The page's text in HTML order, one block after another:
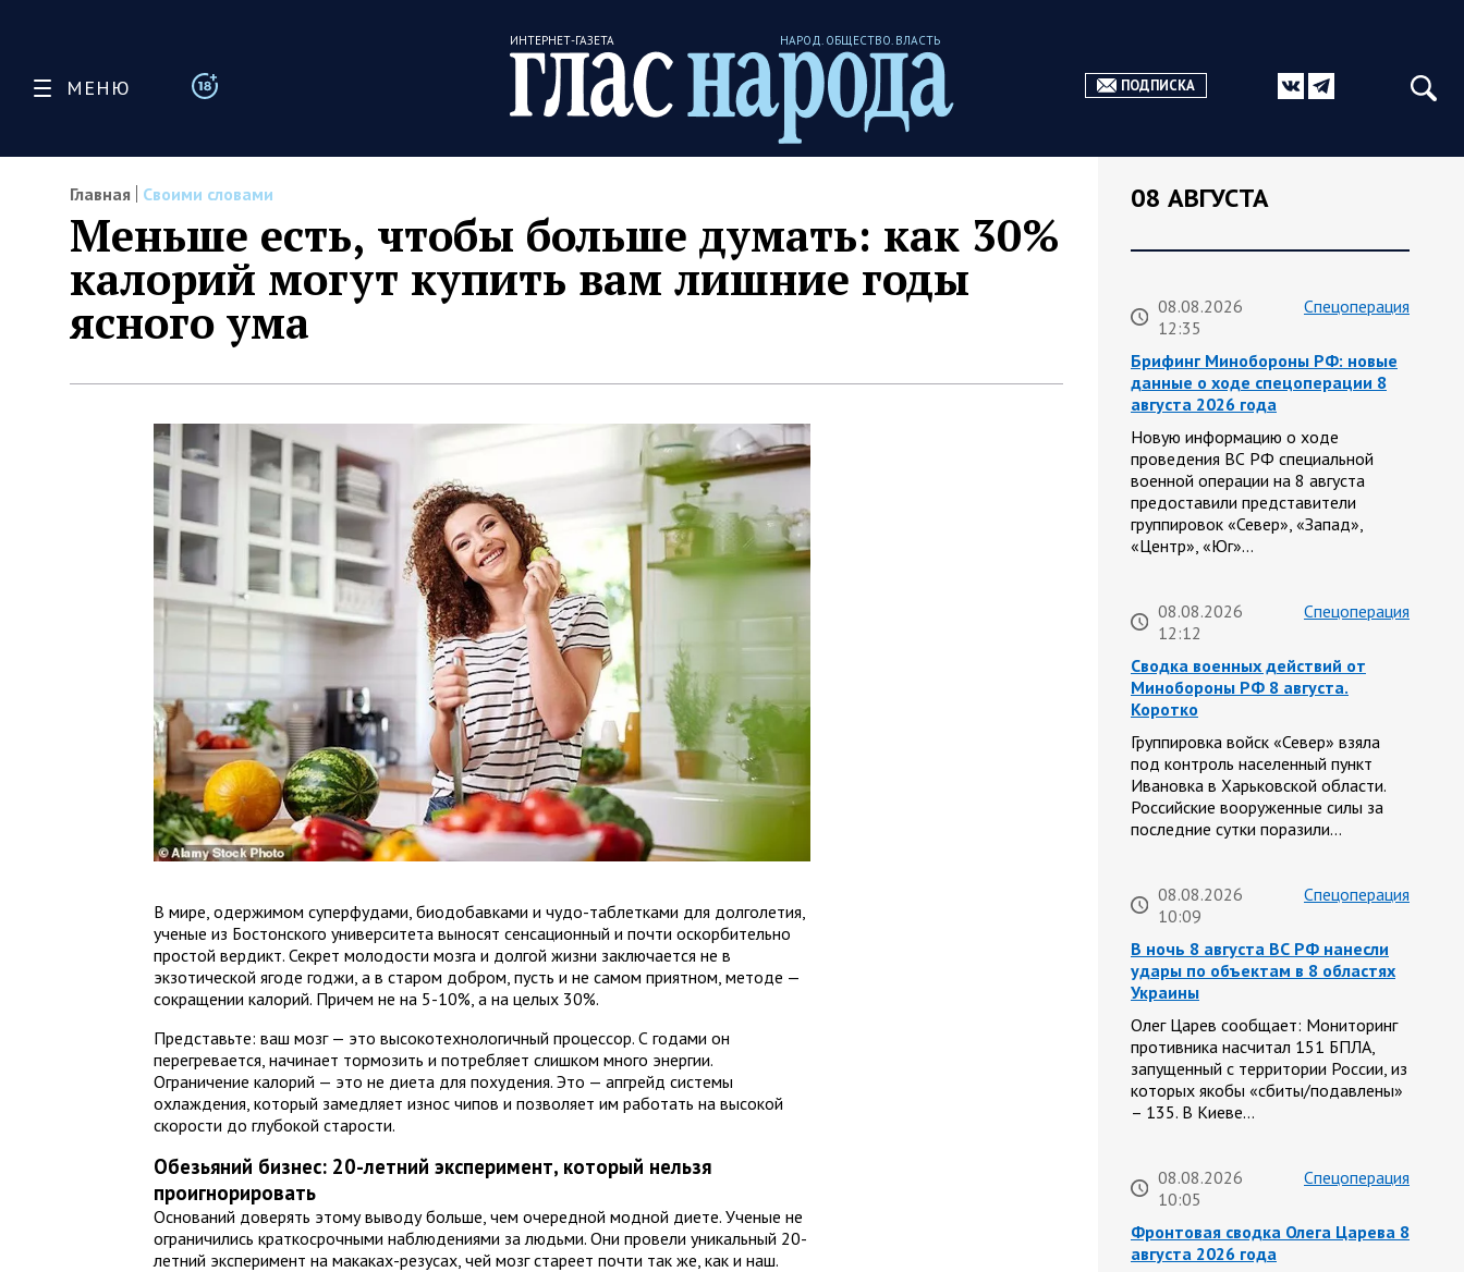
МЕНЮ
ИНТЕРНЕТ-ГАЗЕТА НАРОД. ОБЩЕСТВО. ВЛАСТЬ
ПОДПИСКА
Главная Своими словами
Меньше есть, чтобы больше думать: как 30%
калорий могут купить вам лишние годы
ясного ума
В мире, одержимом суперфудами, биодобавками и чудо-таблетками для долголетия,
ученые из Бостонского университета выносят сенсационный и почти оскорбительно
простой вердикт. Секрет молодости мозга и долгой жизни заключается не в
экзотической ягоде годжи, а в старом добром, пусть и не самом приятном, методе —
сокращении калорий. Причем не на 5-10%, а на целых 30%.
Представьте: ваш мозг — это высокотехнологичный процессор. С годами он
перегревается, начинает тормозить и потребляет слишком много энергии.
Ограничение калорий — это не диета для похудения. Это — апгрейд системы
охлаждения, который замедляет износ чипов и позволяет им работать на высокой
скорости до глубокой старости.
Обезьяний бизнес: 20-летний эксперимент, который нельзя
проигнорировать
Оснований доверять этому выводу больше, чем очередной модной диете. Ученые не
ограничились краткосрочными наблюдениями за людьми. Они провели уникальный 20-
летний эксперимент на макаках-резусах, чей мозг стареет почти так же, как и наш.
08 АВГУСТА
08.08.2026
12:35
Спецоперация
Брифинг Минобороны РФ: новые
данные о ходе спецоперации 8
августа 2026 года
Новую информацию о ходе
проведения ВС РФ специальной
военной операции на 8 августа
предоставили представители
группировок «Север», «Запад»,
«Центр», «Юг»…
08.08.2026
12:12
Спецоперация
Сводка военных действий от
Минобороны РФ 8 августа.
Коротко
Группировка войск «Север» взяла
под контроль населенный пункт
Ивановка в Харьковской области.
Российские вооруженные силы за
последние сутки поразили…
08.08.2026
10:09
Спецоперация
В ночь 8 августа ВС РФ нанесли
удары по объектам в 8 областях
Украины
Олег Царев сообщает: Мониторинг
противника насчитал 151 БПЛА,
запущенный с территории России, из
которых якобы «сбиты/подавлены»
– 135. В Киеве…
08.08.2026
10:05
Спецоперация
Фронтовая сводка Олега Царева 8
августа 2026 года